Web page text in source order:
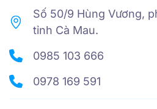
Số 50/9 Hùng Vương,
tỉnh Cà Mau.
0985 103 666
0978 169 591